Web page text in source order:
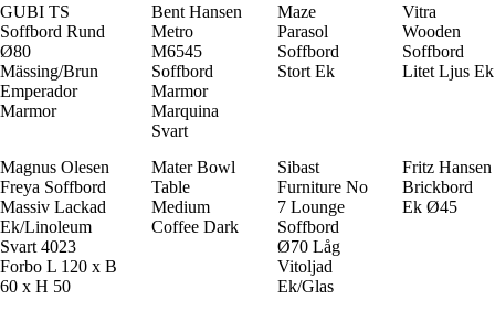
GUBI TS
Soffbord Rund
Ø80
Mässing/Brun
Emperador
Marmor
Bent Hansen
Metro
M6545
Soffbord
Marmor
Marquina
Svart
Maze
Parasol
Soffbord
Stort Ek
Vitra
Wooden
Soffbord
Litet Ljus Ek
Magnus Olesen
Freya Soffbord
Massiv Lackad
Ek/Linoleum
Svart 4023
Forbo L 120 x B
60 x H 50
Mater Bowl
Table
Medium
Coffee Dark
Sibast
Furniture No
7 Lounge
Soffbord
Ø70 Låg
Vitoljad
Ek/Glas
Fritz Hansen
Brickbord
Ek Ø45